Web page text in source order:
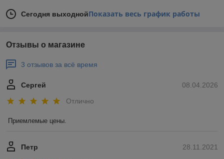
Сегодня выходнойПоказать весь график работы
Отзывы о магазине
3 отзывов за всё время
08.04.2026
Сергей
Отлично
Приемлемые цены.
28.11.2021
Петр